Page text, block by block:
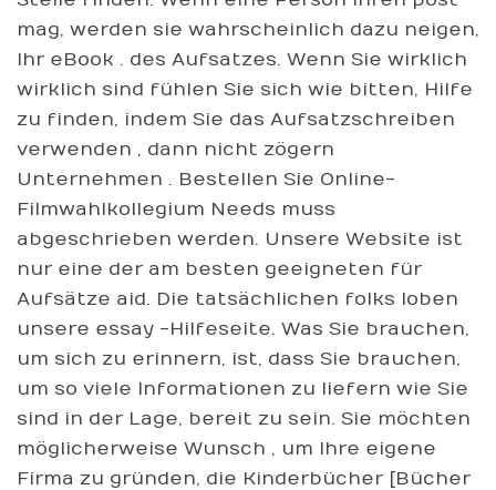
mag, werden sie wahrscheinlich dazu neigen,
Ihr eBook . des Aufsatzes. Wenn Sie wirklich
wirklich sind fühlen Sie sich wie bitten, Hilfe
zu finden, indem Sie das Aufsatzschreiben
verwenden , dann nicht zögern
Unternehmen . Bestellen Sie Online-
Filmwahlkollegium Needs muss
abgeschrieben werden. Unsere Website ist
nur eine der am besten geeigneten für
Aufsätze aid. Die tatsächlichen folks loben
unsere essay -Hilfeseite. Was Sie brauchen,
um sich zu erinnern, ist, dass Sie brauchen,
um so viele Informationen zu liefern wie Sie
sind in der Lage, bereit zu sein. Sie möchten
möglicherweise Wunsch , um Ihre eigene
Firma zu gründen, die Kinderbücher [Bücher